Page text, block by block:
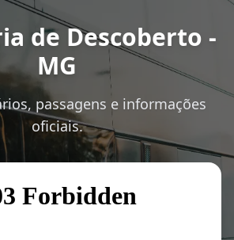
de Descoberto -
MG
passagens e informações
oficiais.